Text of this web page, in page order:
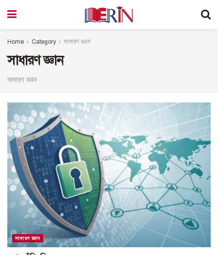
Home Category সাধারণ জ্ঞান
সাধারণ জ্ঞান
সাধারণ জ্ঞান
সাধারণ জ্ঞান